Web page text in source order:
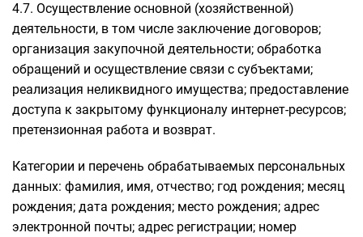
4.7. Осуществление основной (хозяйственной)
деятельности, в том числе заключение договоров;
организация закупочной деятельности; обработка
обращений и осуществление связи с субъектами;
реализация неликвидного имущества; предоставление
доступа к закрытому функционалу интернет-ресурсов;
претензионная работа и возврат.
Категории и перечень обрабатываемых персональных
данных: фамилия, имя, отчество; год рождения; месяц
рождения; дата рождения; место рождения; адрес
электронной почты; адрес регистрации; номер